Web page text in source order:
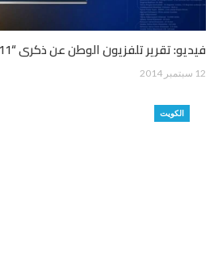
فيديو: تقرير تلفزيون الوطن عن ذكرى “11 سبتمبر 2001”
12 سبتمبر 2014
الكويت